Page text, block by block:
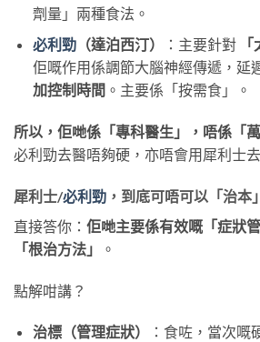
劑量」兩種食法。
必利勁（達泊西汀） ：主要針對
佢嘅作用係調節大腦神經傳遞，延
加控制時間 。主要係「按需食」。
所以，佢哋係「專科醫生」，唔係「
必利勁去醫唔夠硬，亦唔會用犀利士
犀利士/必利勁 ，到底可唔可以「治本
直接答你： 佢哋主要係有效嘅「症狀
「根治方法」
。
點解咁講？
治標（管理症狀）
：食咗，當次嘅